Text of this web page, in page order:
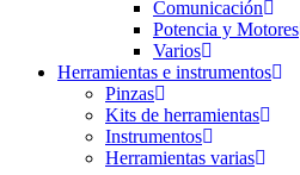
Comunicación
Potencia y Motores
Varios
Herramientas e instrumentos
Pinzas
Kits de herramientas
Instrumentos
Herramientas varias